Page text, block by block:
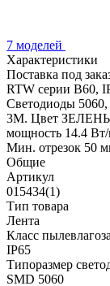
7 моделей
Характеристики
Поставка под
RTW серии B60,
Светодиоды
3M. Цвет
мощность 14.4
Мин. отрезок 50
Общие
Артикул
015434(1)
Тип товара
Лента
Класс
IP65
Типоразмер
SMD 5060